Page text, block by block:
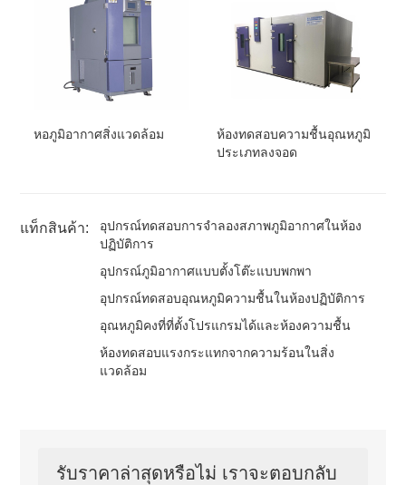
หอภูมิอากาศสิ่งแวดล้อม
ห้องทดสอบความชื้นอุณหภูมิ
ประเภทลงจอด
แท็กสินค้า:
อุปกรณ์ทดสอบการจำลองสภาพภูมิอากาศในห้อง
ปฏิบัติการ
อุปกรณ์ภูมิอากาศแบบตั้งโต๊ะแบบพกพา
อุปกรณ์ทดสอบอุณหภูมิความชื้นในห้องปฏิบัติการ
อุณหภูมิคงที่ที่ตั้งโปรแกรมได้และห้องความชื้น
ห้องทดสอบแรงกระแทกจากความร้อนในสิ่ง
แวดล้อม
รับราคาล่าสุดหรือไม่ เราจะตอบกลับ